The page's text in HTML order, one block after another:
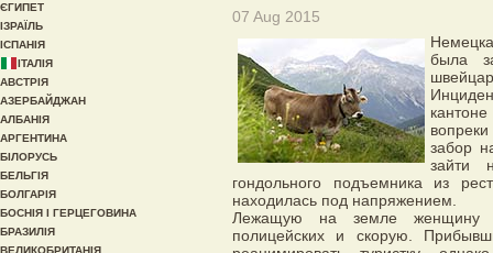
07 Aug 2015
была
забор
зайти
гондольного подъемника из
находилась под напряжением.
Лежащую на земле женщину
полицейских и скорую.
ЄГИПЕТ
ІЗРАЇЛЬ
ІСПАНІЯ
ІТАЛІЯ
АВСТРІЯ
АЗЕРБАЙДЖАН
АЛБАНІЯ
АРГЕНТИНА
БІЛОРУСЬ
БЕЛЬГІЯ
БОЛГАРІЯ
БОСНІЯ І ГЕРЦЕГОВИНА
БРАЗИЛІЯ
ВЕЛИКОБРИТАНІЯ